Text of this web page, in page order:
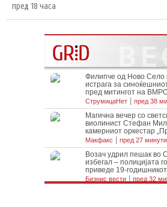
пред 18 часа